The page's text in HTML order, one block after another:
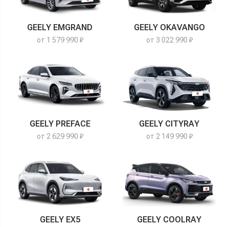
GEELY EMGRAND
от 1 579 990 ₽
GEELY OKAVANGO
от 3 022 990 ₽
GEELY PREFACE
от 2 629 990 ₽
GEELY CITYRAY
от 2 149 990 ₽
GEELY EX5 GEELY COOLRAY